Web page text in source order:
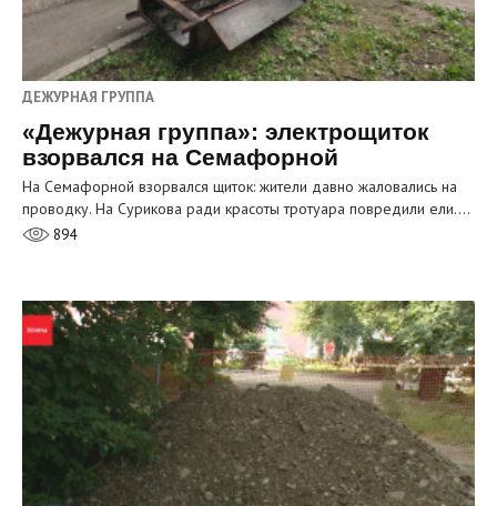
ДЕЖУРНАЯ ГРУППА
«Дежурная группа»: электрощиток
взорвался на Семафорной
На Семафорной взорвался щиток: жители давно жаловались на
проводку. На Сурикова ради красоты тротуара повредили ели.…
894